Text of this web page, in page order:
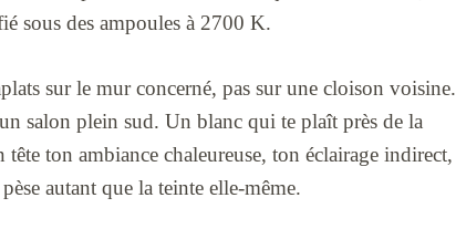
sous des ampoules à 2700 K.
sur le mur concerné, pas sur une cloison voisine.
salon plein sud. Un blanc qui te plaît près de la
ton ambiance chaleureuse, ton éclairage indirect,
autant que la teinte elle-même.